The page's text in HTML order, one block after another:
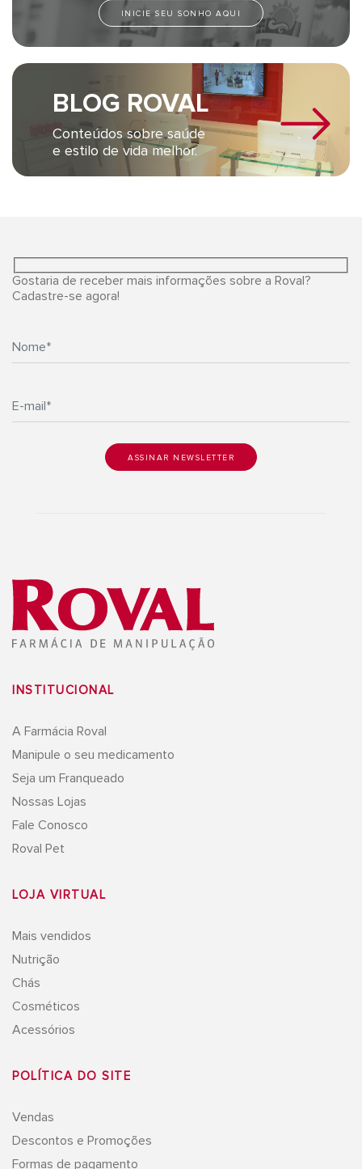
INICIE SEU SONHO AQUI
BLOG ROVAL
Conteúdos sobre saúde
e estilo de vida melhor.
Gostaria de receber mais informações sobre a Roval?
Cadastre-se agora!
INSTITUCIONAL
A Farmácia Roval
Manipule o seu medicamento
Seja um Franqueado
Nossas Lojas
Fale Conosco
Roval Pet
LOJA VIRTUAL
Mais vendidos
Nutrição
Chás
Cosméticos
Acessórios
POLÍTICA DO SITE
Vendas
Descontos e Promoções
Formas de pagamento